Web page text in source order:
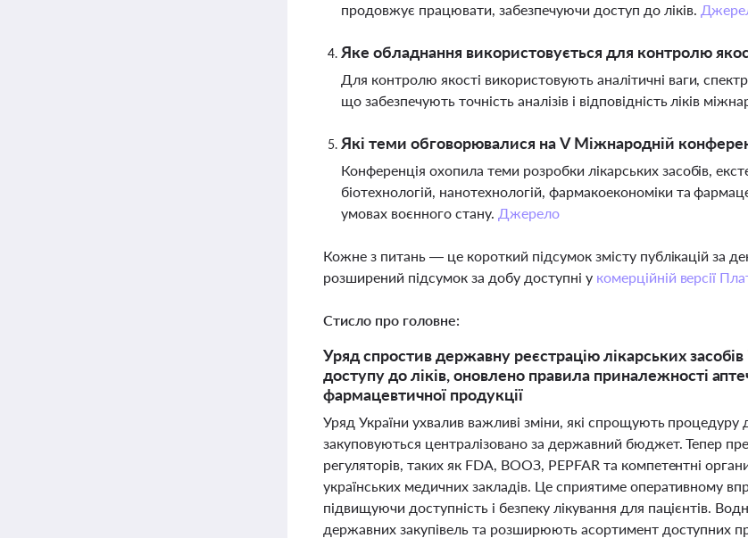
продовжує працювати, забезпечуючи доступ до ліків.
Яке обладнання використовується для контролю
Для контролю якості використовують аналітичні ваги,
що забезпечують точність аналізів і відповідність ліків
Які теми обговорювалися на V Міжнародній
Конференція охопила теми розробки лікарських засобів,
біотехнологій, нанотехнологій, фармакоекономіки та
умовах воєнного стану. Джерело
Кожне з питань — це короткий підсумок змісту публікацій за
розширений підсумок за добу доступні у комерційній версії
Стисло про головне:
Уряд спростив державну реєстрацію лікарських
доступу до ліків, оновлено правила приналежності
фармацевтичної продукції
Уряд України ухвалив важливі зміни, які спрощують процедуру
закуповуються централізовано за державний бюджет. Тепер
регуляторів, таких як FDA, ВООЗ, PEPFAR та компетентні
українських медичних закладів. Це сприятиме оперативному
підвищуючи доступність і безпеку лікування для пацієнтів.
державних закупівель та розширюють асортимент доступних